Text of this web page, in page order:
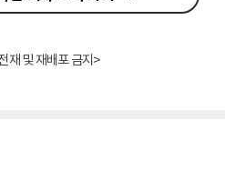
재 및 재배포 금지>